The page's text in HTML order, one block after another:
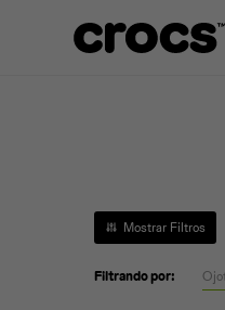
Filtrando por: